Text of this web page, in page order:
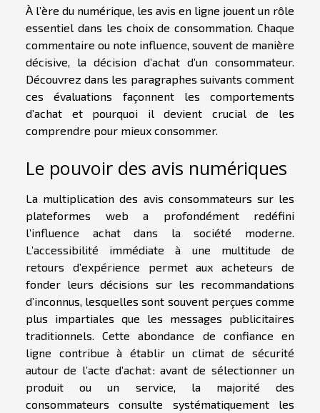
À l’ère du numérique, les avis en ligne jouent un rôle
essentiel dans les choix de consommation. Chaque
commentaire ou note influence, souvent de manière
décisive, la décision d’achat d’un consommateur.
Découvrez dans les paragraphes suivants comment
ces évaluations façonnent les comportements
d’achat et pourquoi il devient crucial de les
comprendre pour mieux consommer.
Le pouvoir des avis numériques
La multiplication des avis consommateurs sur les
plateformes web a profondément redéfini
l’influence achat dans la société moderne.
L’accessibilité immédiate à une multitude de
retours d’expérience permet aux acheteurs de
fonder leurs décisions sur les recommandations
d’inconnus, lesquelles sont souvent perçues comme
plus impartiales que les messages publicitaires
traditionnels. Cette abondance de confiance en
ligne contribue à établir un climat de sécurité
autour de l’acte d’achat : avant de sélectionner un
produit ou un service, la majorité des
consommateurs consulte systématiquement les